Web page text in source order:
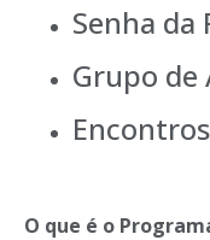
Senha da
Grupo de
O que é o